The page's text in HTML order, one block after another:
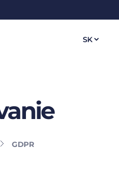
GDPR